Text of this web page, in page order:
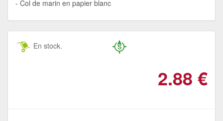
Col de marin en papier blanc
En stock.
2.88 €